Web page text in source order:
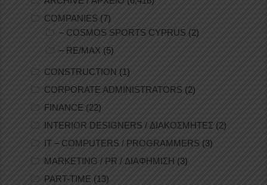
COMPANIES (7)
– COSMOS SPORTS CYPRUS (2)
– RE/MAX (5)
CONSTRUCTION (1)
CORPORATE ADMINISTRATORS (2)
FINANCE (22)
INTERIOR DESIGNERS / ΔΙΑΚΟΣΜΗΤΕΣ (2)
IT – COMPUTERS / PROGRAMMERS (3)
MARKETING / PR / ΔΙΑΦΗΜΙΣΗ (3)
PART-TIME (13)